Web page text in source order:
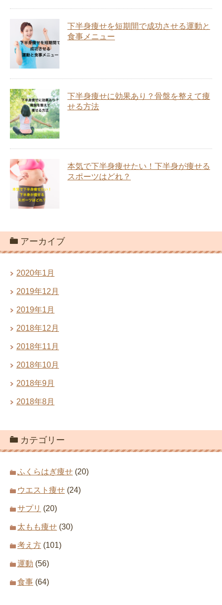
下半身痩せを短期間で成功させる運動と
食事メニュー
下半身痩せに効果あり？骨盤を整えて痩
せる方法
本気で下半身痩せたい！下半身が痩せる
スポーツはどれ？
アーカイブ
2020年1月
2019年12月
2019年1月
2018年12月
2018年11月
2018年10月
2018年9月
2018年8月
カテゴリー
ふくらはぎ痩せ (20)
ウエスト痩せ (24)
サプリ (20)
太もも痩せ (30)
考え方 (101)
運動 (56)
食事 (64)